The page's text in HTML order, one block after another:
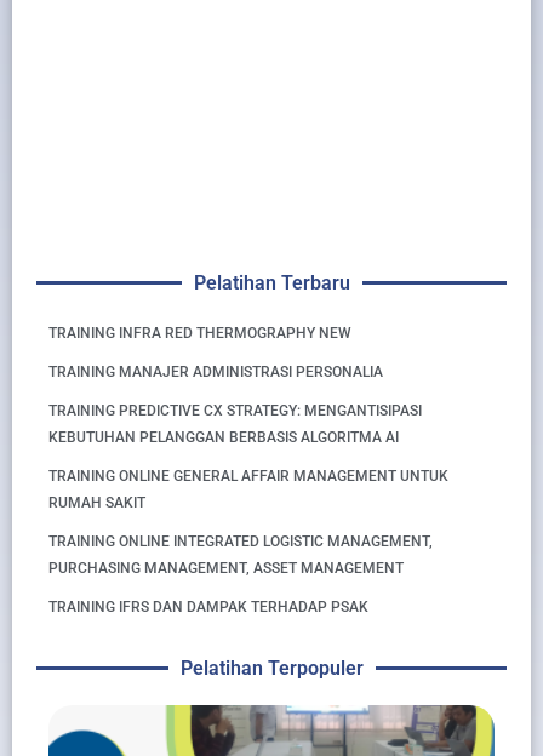
Pelatihan Terbaru
TRAINING INFRA RED THERMOGRAPHY NEW
TRAINING MANAJER ADMINISTRASI PERSONALIA
TRAINING PREDICTIVE CX STRATEGY: MENGANTISIPASI
KEBUTUHAN PELANGGAN BERBASIS ALGORITMA AI
TRAINING ONLINE GENERAL AFFAIR MANAGEMENT UNTUK
RUMAH SAKIT
TRAINING ONLINE INTEGRATED LOGISTIC MANAGEMENT,
PURCHASING MANAGEMENT, ASSET MANAGEMENT
TRAINING IFRS DAN DAMPAK TERHADAP PSAK
Pelatihan Terpopuler